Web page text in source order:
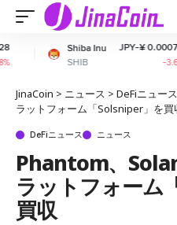
Inu
JPY-¥ 0.000745
-3.62%
JinaCoin > ニュース > DeFiニュース
ラットフォーム「Solsniper」を買
DeFiニュース ニュース
Phantom、
ラットフォーム
買収